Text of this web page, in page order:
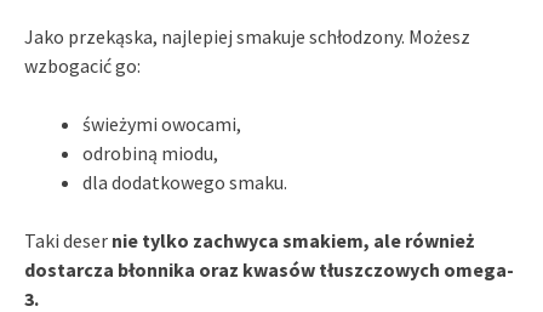
Jako przekąska, najlepiej smakuje schłodzony. Możesz
wzbogacić go:
świeżymi owocami,
odrobiną miodu,
dla dodatkowego smaku.
Taki deser nie tylko zachwyca smakiem, ale również
dostarcza błonnika oraz kwasów tłuszczowych omega-
3.